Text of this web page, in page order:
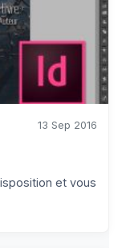
13 Sep 2016
et vous